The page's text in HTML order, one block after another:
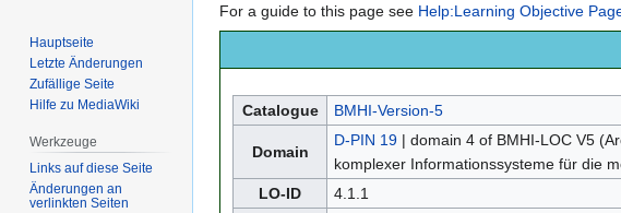
Zur
Navigation
Zur
Suche
For a guide to this page see Help:Learning Objective
Catalogue BMHI-Version-5
Domain
D-PIN 19| domain 4 of BMHI-LOC V5
komplexer Informationssysteme für die
LO-ID
4.1.1
Hauptseite
Letzte Änderungen
Zufällige Seite
Hilfe zu MediaWiki
Werkzeuge
Links auf diese Seite
Änderungen an
verlinkten Seiten